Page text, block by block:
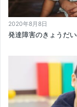
2020年8月8日
発達障害のきょうだ